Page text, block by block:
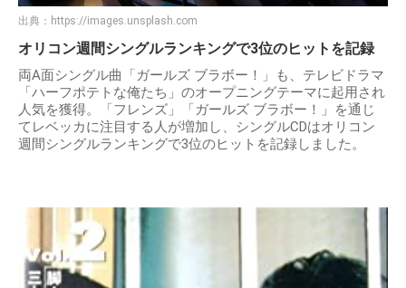
出典： https://images.unsplash.com
オリコン週間シングルランキングで3位のヒットを記録
両A面シングル曲「ガールズ ブラボー！」も、テレビドラマ
「ハーフポテトな俺たち」のオープニングテーマに起用され
人気を獲得。「フレンズ」「ガールズ ブラボー！」を通じ
てレベッカに注目する人が増加し、シングルCDはオリコン
週間シングルランキングで3位のヒットを記録しました。